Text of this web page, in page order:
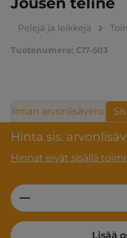
Pelejä ja leikkejä
Tuotenumero: C17-503
Hinta sis.
Hinnat eivät sisällä
Ilman arvonlisävero
Product
Lisää